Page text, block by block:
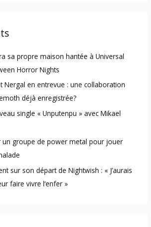
sa propre maison hantée à Universal
Horror Nights
Nergal en entrevue : une collaboration
déjà enregistrée?
single « Unputenpu » avec Mikael
un groupe de power metal pour jouer
sur son départ de Nightwish : « J’aurais
faire vivre l’enfer »